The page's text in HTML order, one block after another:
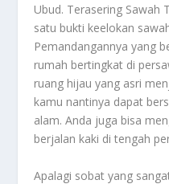
Ubud. Terasering Sawah
satu bukti keelokan
Pemandangannya yang
rumah bertingkat di
ruang hijau yang asri
kamu nantinya dapat
alam. Anda juga bisa
berjalan kaki di tengah
Apalagi sobat yang